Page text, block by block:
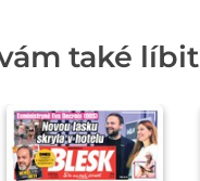
také líbit